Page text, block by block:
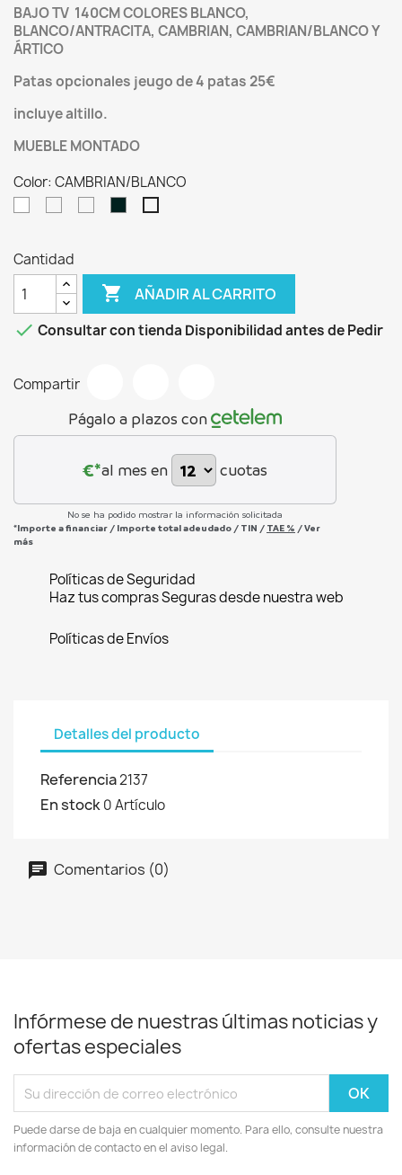
BAJO TV 140CM COLORES BLANCO,
BLANCO/ANTRACITA, CAMBRIAN, CAMBRIAN/BLANCO Y
ÁRTICO
Patas opcionales jeugo de 4 patas 25€
incluye altillo.
MUEBLE MONTADO
Color: CAMBRIAN/BLANCO
Cantidad
 AÑADIR AL CARRITO
 Consultar con tienda Disponibilidad antes de Pedir
Compartir
Págalo a plazos con
€*al mes en cuotas
No se ha podido mostrar la información solicitada
*Importe a financiar / Importe total adeudado / TIN / TAE % /Ver
más
Políticas de Seguridad
Haz tus compras Seguras desde nuestra web
Políticas de Envíos
Detalles del producto
Referencia2137
En stock0 Artículo
Comentarios (0)
Infórmese de nuestras últimas noticias y
ofertas especiales
Puede darse de baja en cualquier momento. Para ello, consulte nuestra
información de contacto en el aviso legal.